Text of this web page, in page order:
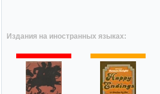
Издания на иностранных языках: